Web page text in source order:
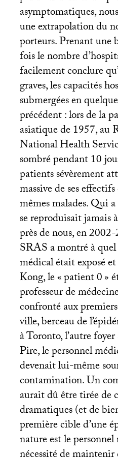
asymptomatiques,
une extrapolation du
porteurs. Prenant une
fois le nombre
facilement conclure
graves, les capacités
submergées en
précédent : lors de la
asiatique de 1957, au
National Health
sombré pendant 10
patients sévèrement
massive de ses
mêmes malades. Qui
se reproduisait jamais
près de nous, en
SRASa montré à
médical était exposé
Kong, le «patient 0»
professeur de
confronté aux
ville, berceau de
à Toronto, l’autre
Pire, le personnel
devenait lui-même
contamination. Un
aurait dû être tirée de
dramatiques (et de
première cible d’une
nature est le personnel